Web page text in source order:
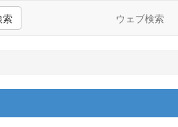
索 ウェブ検索